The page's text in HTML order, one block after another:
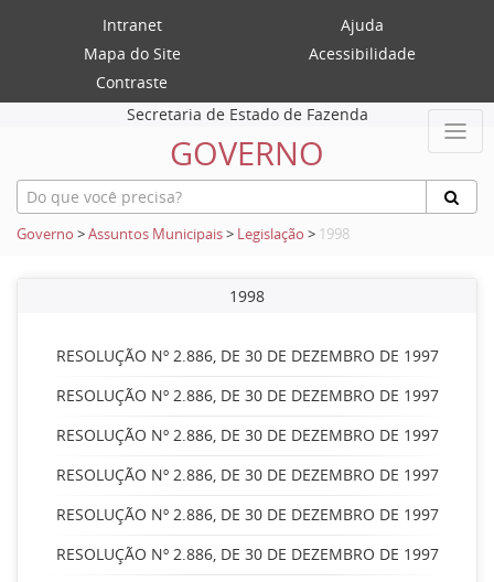
Intranet
Ajuda
Mapa do Site
Acessibilidade
Contraste
Secretaria de Estado de Fazenda
GOVERNO
Governo >Assuntos Municipais> Legislação > 1998
1998
RESOLUÇÃO Nº 2.886, DE 30 DE DEZEMBRO DE 1997
RESOLUÇÃO Nº 2.886, DE 30 DE DEZEMBRO DE 1997
RESOLUÇÃO Nº 2.886, DE 30 DE DEZEMBRO DE 1997
RESOLUÇÃO Nº 2.886, DE 30 DE DEZEMBRO DE 1997
RESOLUÇÃO Nº 2.886, DE 30 DE DEZEMBRO DE 1997
RESOLUÇÃO Nº 2.886, DE 30 DE DEZEMBRO DE 1997